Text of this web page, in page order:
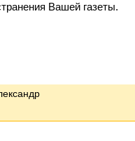
Вашей газеты.